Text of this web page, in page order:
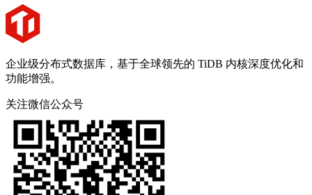
企业级分布式数据库，基于全球领先的 TiDB 内核深度优化和
功能增强。
关注微信公众号